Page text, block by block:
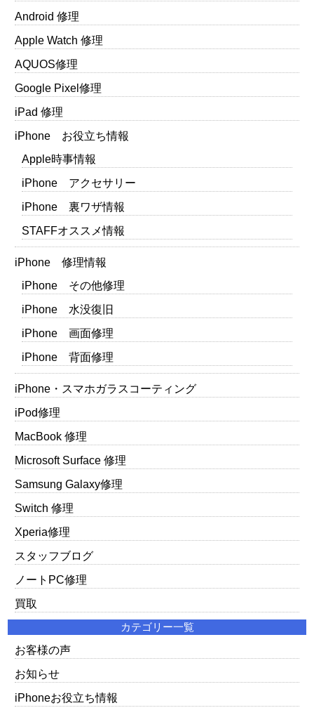
Android 修理
Apple Watch 修理
AQUOS修理
Google Pixel修理
iPad 修理
iPhone お役立ち情報
Apple時事情報
iPhone アクセサリー
iPhone 裏ワザ情報
STAFFオススメ情報
iPhone 修理情報
iPhone その他修理
iPhone 水没復旧
iPhone 画面修理
iPhone 背面修理
iPhone・スマホガラスコーティング
iPod修理
MacBook 修理
Microsoft Surface 修理
Samsung Galaxy修理
Switch 修理
Xperia修理
スタッフブログ
ノートPC修理
買取
カテゴリー一覧
お客様の声
お知らせ
iPhoneお役立ち情報